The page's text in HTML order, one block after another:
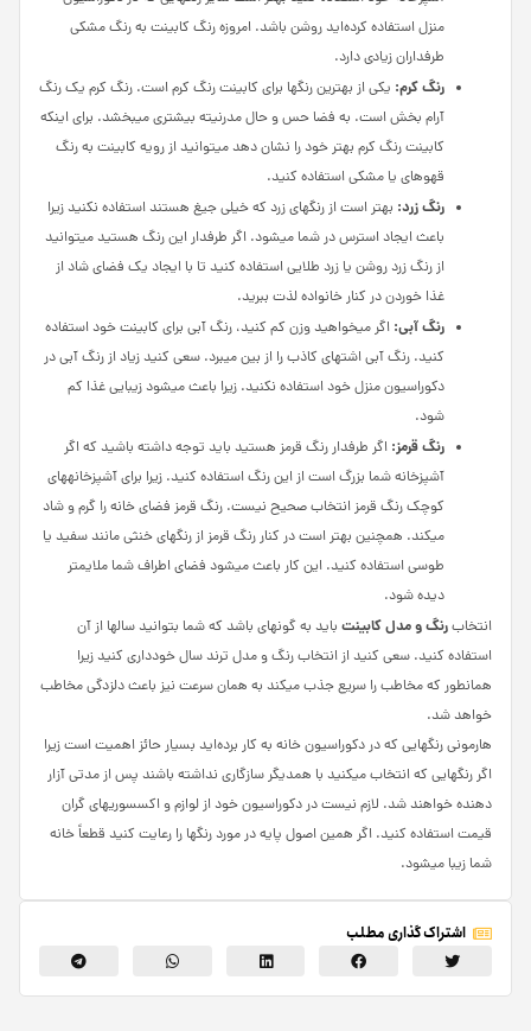
منزل استفاده کرده‌اید روشن باشد. امروزه رنگ کابینت به رنگ مشکی
طرفداران زیادی دارد.
رنگ کرم:یکی از بهترین رنگ­ها برای کابینت رنگ کرم است. رنگ کرم یک رنگ
آرام بخش است. به فضا حس و حال مدرنیته بیشتری می­بخشد. برای اینکه
کابینت رنگ کرم بهتر خود را نشان دهد می­توانید از رویه کابینت به رنگ
قهوه­ای یا مشکی استفاده کنید.
رنگ زرد:بهتر است از رنگ­های زرد که خیلی جیغ هستند استفاده نکنید زیرا
باعث ایجاد استرس در شما می­شود. اگر طرفدار این رنگ هستید می­توانید
از رنگ زرد روشن یا زرد طلایی استفاده کنید تا با ایجاد یک فضای شاد از
غذا خوردن در کنار خانواده لذت ببرید.
رنگ آبی:اگر می­خواهید وزن کم کنید، رنگ آبی برای کابینت خود استفاده
کنید. رنگ آبی اشتهای کاذب را از بین می­برد. سعی کنید زیاد از رنگ آبی در
دکوراسیون منزل خود استفاده نکنید. زیرا باعث می­شود زیبایی غذا کم
شود.
رنگ قرمز:اگر طرفدار رنگ قرمز هستید باید توجه داشته باشید که اگر
آشپزخانه شما بزرگ است از این رنگ استفاده کنید. زیرا برای آشپزخانه­های
کوچک رنگ قرمز انتخاب صحیح نیست. رنگ قرمز فضای خانه را گرم و شاد
می­کند. همچنین بهتر است در کنار رنگ قرمز از رنگ­های خنثی مانند سفید یا
طوسی استفاده کنید. این کار باعث می­شود فضای اطراف شما ملایم­تر
دیده شود.
انتخابرنگ و مدل کابینتباید به گونه­ای باشد که شما بتوانید سالها از آن
استفاده کنید. سعی کنید از انتخاب رنگ و مدل ترند سال خودداری کنید زیرا
همانطور که مخاطب را سریع جذب می­کند به همان سرعت نیز باعث دلزدگی مخاطب
خواهد شد.
هارمونی رنگ­هایی که در دکوراسیون خانه به کار برده‌اید بسیار حائز اهمیت است زیرا
اگر رنگ­هایی که انتخاب می­کنید با همدیگر سازگاری نداشته باشند پس از مدتی آزار
دهنده خواهند شد. لازم نیست در دکوراسیون خود از لوازم و اکسسوری­های گران
قیمت استفاده کنید. اگر همین اصول پایه در مورد رنگ­ها را رعایت کنید قطعاً خانه
شما زیبا می­شود.
اشتراک گذاری مطلب